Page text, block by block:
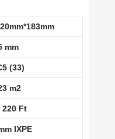
mm
(33)
m2
220 Ft
IXPE